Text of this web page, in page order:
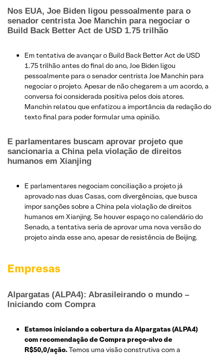
Nos EUA, Joe Biden ligou pessoalmente para o
senador centrista Joe Manchin para negociar o
Build Back Better Act de USD 1.75 trilhão
Em tentativa de avançar o Build Back Better Act de USD
1.75 trilhão antes do final do ano, Joe Biden ligou
pessoalmente para o senador centrista Joe Manchin para
negociar o projeto. Apesar de não chegarem a um acordo, a
conversa foi considerada positiva pelos dois atores.
Manchin relatou que enfatizou a importância da redação do
texto final para poder formular uma opinião.
E parlamentares buscam aprovar projeto que
sancionaria a China pela violação de direitos
humanos em Xianjing
E parlamentares negociam conciliação a projeto já
aprovado nas duas Casas, com divergências, que busca
impor sanções sobre a China pela violação de direitos
humanos em Xianjing. Se houver espaço no calendário do
Senado, a tentativa seria de aprovar uma nova versão do
projeto ainda esse ano, apesar de resistência de Beijing.
Empresas
Alpargatas (ALPA4): Abrasileirando o mundo –
Iniciando com Compra
Estamos iniciando a cobertura da Alpargatas (ALPA4)
com recomendação de Compra preço-alvo de
R$50,0/ação.Temos uma visão construtiva com a